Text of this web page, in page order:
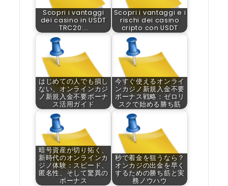
Scopri i vantaggi
dei casino in USDT
TRC20:…
Scopri i vantaggi e i
rischi dei casino
cripto con USDT
はじめての人でも損し
ない、オンラインカジ
ノ新規入金不要ボーナ
ス活用ガイド
今すぐ使えるオンライ
ンカジノ新規入金不要
ボーナス戦略：ゼロリ
スクで始める勝ち筋
暗号資産が切り拓く、
新時代のオンラインカ
ジノ体験：スピード、
匿名性、そして驚異の
ボーナス
秒で着金を狙うなら？
オンカジの出金を早く
するための勝ち筋と実
務ノウハウ